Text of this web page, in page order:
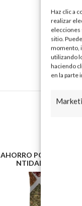
Haz clic a
realizar
elecciones
sitio.
momento,
utilizando
haciendo
en la parte
AHORRO POR CA
NTIDAD